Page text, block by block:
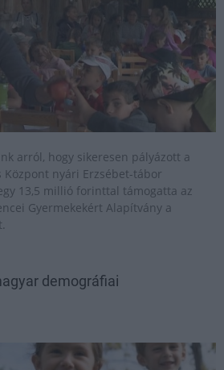
arról, hogy sikeresen pályázott a
Központ nyári Erzsébet-tábor
13,5 millió forinttal támogatta az
Gyermekekért Alapítvány a
demográfiai